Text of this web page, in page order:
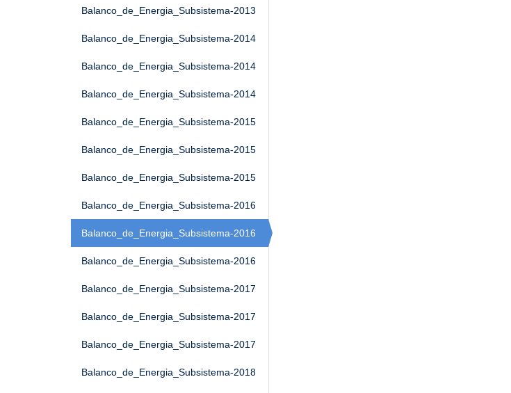
Balanco_de_Energia_Subsistema-2013
Balanco_de_Energia_Subsistema-2014
Balanco_de_Energia_Subsistema-2014
Balanco_de_Energia_Subsistema-2014
Balanco_de_Energia_Subsistema-2015
Balanco_de_Energia_Subsistema-2015
Balanco_de_Energia_Subsistema-2015
Balanco_de_Energia_Subsistema-2016
Balanco_de_Energia_Subsistema-2016
Balanco_de_Energia_Subsistema-2016
Balanco_de_Energia_Subsistema-2017
Balanco_de_Energia_Subsistema-2017
Balanco_de_Energia_Subsistema-2017
Balanco_de_Energia_Subsistema-2018